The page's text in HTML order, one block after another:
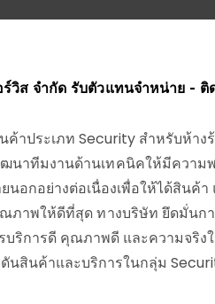
วิส จำกัด รับตัวแทนจำหน่าย - ติ
าประเภท Security สำหรับห้
าทีมงานด้านเทคนิคให้มีความ
อกอย่างต่อเนื่องเพื่อให้ได้สิน
ภาพให้ดีที่สุด ทางบริษัท ยึดมั่นก
บริการดี คุณภาพดี และความจริงใ
นสินค้าและบริการในกลุ่ม